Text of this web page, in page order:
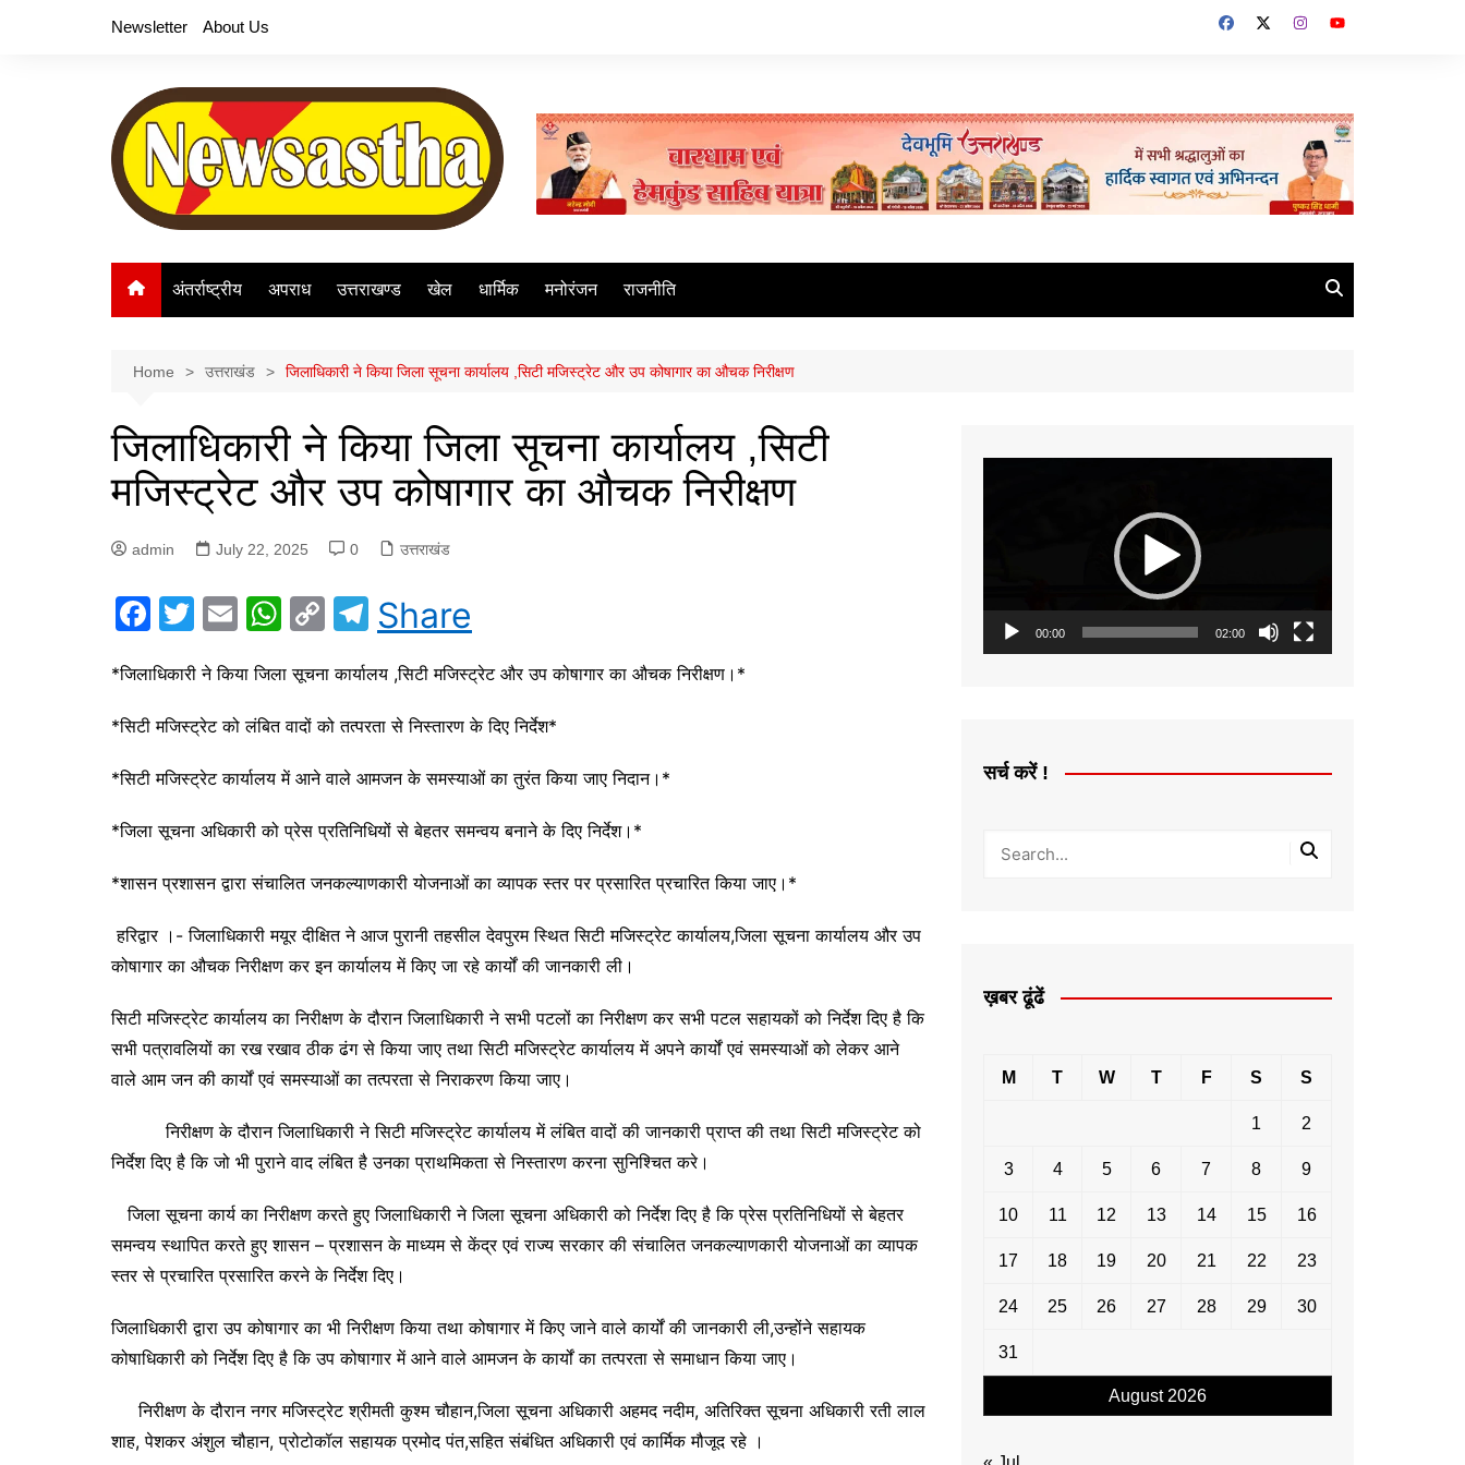
Newsletter About Us
अंतर्राष्ट्रीय अपराध उत्तराखण्ड खेल धार्मिक मनोरंजन राजनीति
Home उत्तराखंड जिलाधिकारी ने किया जिला सूचना कार्यालय ,सिटी मजिस्ट्रेट और उप कोषागार का औचक निरीक्षण
जिलाधिकारी ने किया जिला सूचना कार्यालय ,सिटी
मजिस्ट्रेट और उप कोषागार का औचक निरीक्षण
admin July 22, 2025 0 उत्तराखंड
F
c
e
o
o
T
itt
er
E
ai
l
W
at
s
p
p
C
p
y
n
k
T
el
e
gr
m
Share
*जिलाधिकारी ने किया जिला सूचना कार्यालय ,सिटी मजिस्ट्रेट और उप कोषागार का औचक निरीक्षण।*
*सिटी मजिस्ट्रेट को लंबित वादों को तत्परता से निस्तारण के दिए निर्देश*
*सिटी मजिस्ट्रेट कार्यालय में आने वाले आमजन के समस्याओं का तुरंत किया जाए निदान।*
*जिला सूचना अधिकारी को प्रेस प्रतिनिधियों से बेहतर समन्वय बनाने के दिए निर्देश।*
*शासन प्रशासन द्वारा संचालित जनकल्याणकारी योजनाओं का व्यापक स्तर पर प्रसारित प्रचारित किया जाए।*
हरिद्वार ।- जिलाधिकारी मयूर दीक्षित ने आज पुरानी तहसील देवपुरम स्थित सिटी मजिस्ट्रेट कार्यालय,जिला सूचना कार्यालय और उप
कोषागार का औचक निरीक्षण कर इन कार्यालय में किए जा रहे कार्यों की जानकारी ली।
सिटी मजिस्ट्रेट कार्यालय का निरीक्षण के दौरान जिलाधिकारी ने सभी पटलों का निरीक्षण कर सभी पटल सहायकों को निर्देश दिए है कि
सभी पत्रावलियों का रख रखाव ठीक ढंग से किया जाए तथा सिटी मजिस्ट्रेट कार्यालय में अपने कार्यों एवं समस्याओं को लेकर आने
वाले आम जन की कार्यों एवं समस्याओं का तत्परता से निराकरण किया जाए।
निरीक्षण के दौरान जिलाधिकारी ने सिटी मजिस्ट्रेट कार्यालय में लंबित वादों की जानकारी प्राप्त की तथा सिटी मजिस्ट्रेट को
निर्देश दिए है कि जो भी पुराने वाद लंबित है उनका प्राथमिकता से निस्तारण करना सुनिश्चित करे।
जिला सूचना कार्य का निरीक्षण करते हुए जिलाधिकारी ने जिला सूचना अधिकारी को निर्देश दिए है कि प्रेस प्रतिनिधियों से बेहतर
समन्वय स्थापित करते हुए शासन – प्रशासन के माध्यम से केंद्र एवं राज्य सरकार की संचालित जनकल्याणकारी योजनाओं का व्यापक
स्तर से प्रचारित प्रसारित करने के निर्देश दिए।
जिलाधिकारी द्वारा उप कोषागार का भी निरीक्षण किया तथा कोषागार में किए जाने वाले कार्यों की जानकारी ली,उन्होंने सहायक
कोषाधिकारी को निर्देश दिए है कि उप कोषागार में आने वाले आमजन के कार्यों का तत्परता से समाधान किया जाए।
निरीक्षण के दौरान नगर मजिस्ट्रेट श्रीमती कुश्म चौहान,जिला सूचना अधिकारी अहमद नदीम, अतिरिक्त सूचना अधिकारी रती लाल
शाह, पेशकर अंशुल चौहान, प्रोटोकॉल सहायक प्रमोद पंत,सहित संबंधित अधिकारी एवं कार्मिक मौजूद रहे ।
00:00 02:00
सर्च करें !
ख़बर ढूंढें
August 2026
M T W T F S S
1 2
3 4 5 6 7 8 9
10 11 12 13 14 15 16
17 18 19 20 21 22 23
24 25 26 27 28 29 30
31